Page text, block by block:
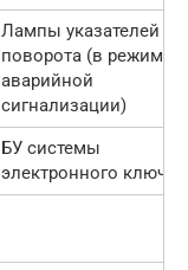
Лампы указателей
поворота (в режиме
аварийной
сигнализации)
БУ системы
электронного ключа